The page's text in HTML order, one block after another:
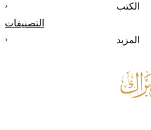
الكتب
‹
التصنيفات
المزيد
‹